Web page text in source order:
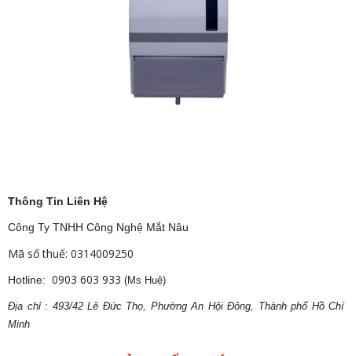
Thông Tin Liên Hệ
Công Ty TNHH Công Nghệ Mắt Nâu
Mã số thuế: 0314009250
Hotline: 0903 603 933 (Ms Huệ)
Địa chỉ : 493/42 Lê Đức Thọ, Phường An Hội Đông, Thành phố Hồ Chí
Minh